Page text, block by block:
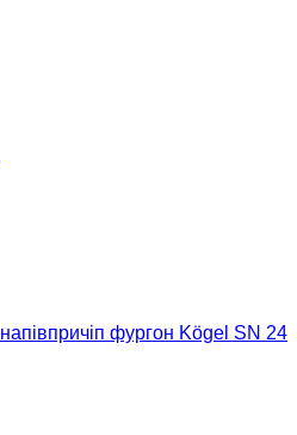
напівпричіп фургон Kögel SN 24